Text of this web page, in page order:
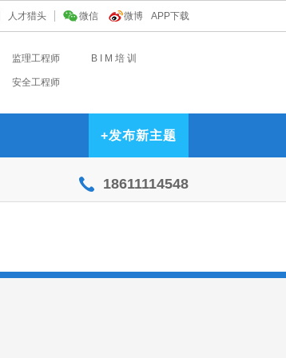
APP下载
微博
微信
人才猎头
监理工程师 B I M 培 训
安全工程师
+发布新主题
18611114548